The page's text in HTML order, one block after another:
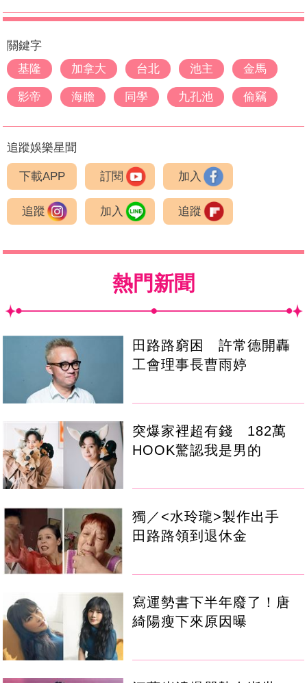
關鍵字
基隆
加拿大 台北 池主 金馬
影帝 海膽 同學 九孔池 偷竊
追蹤娛樂星聞
下載APP 訂閱 加入
追蹤 加入 追蹤
熱門新聞
田路路窮困 許常德開轟
工會理事長曹雨婷
突爆家裡超有錢 182萬
HOOK驚認我是男的
獨／<水玲瓏>製作出手
田路路領到退休金
寫運勢書下半年廢了！唐
綺陽瘦下來原因曝